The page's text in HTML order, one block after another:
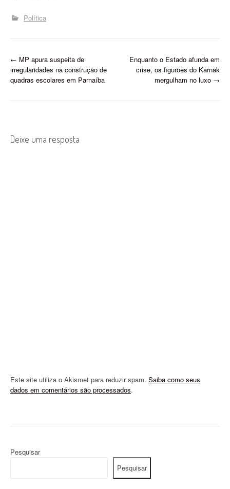
divulgados, com uma
dívida de longo prazo de
em 2016, em tese o Piauí
poderá pegar…
Política
P
o
n
← MP apura suspeita de
irregularidades na construção de
quadras escolares em Parnaíba
Enquanto o Estado afunda em
crise, os figurões do Karnak
mergulham no luxo →
Deixe uma resposta
Este site utiliza o Akismet para reduzir spam. Saiba como seus
dados em comentários são processados.
Pesquisar
Pesquisar